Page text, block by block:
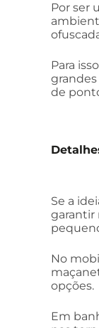
Por ser
Para
de
Se a
garantir
No
opções.
Em